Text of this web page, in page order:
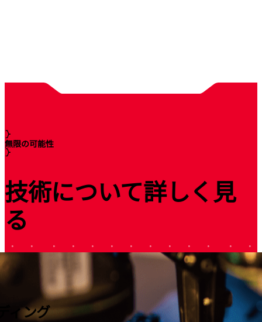
無限の可能性
技術について詳しく見
る
ィング